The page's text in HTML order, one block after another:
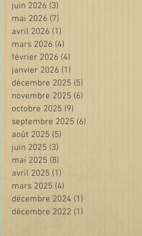
juin 2026 (3)
mai 2026 (7)
avril 2026 (1)
mars 2026 (4)
février 2026 (4)
janvier 2026 (1)
décembre 2025 (5)
novembre 2025 (6)
octobre 2025 (9)
septembre 2025 (6)
août 2025 (5)
juin 2025 (3)
mai 2025 (8)
avril 2025 (1)
mars 2025 (4)
décembre 2024 (1)
décembre 2022 (1)